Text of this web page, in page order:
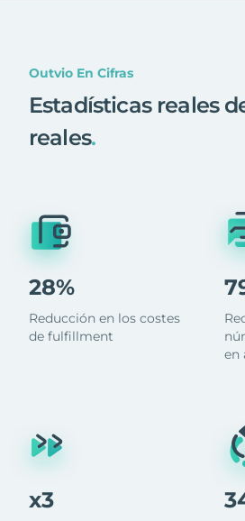
Outvio En Cifras
Estadísticas reales
reales.
28%
Reducción en los costes
de fulfillment
x3
en